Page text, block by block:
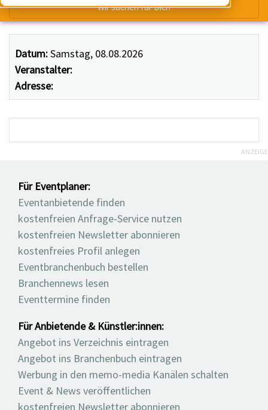
Datum:Samstag, 08.08.2026
Veranstalter:
Adresse:
Wir suchen für Dich
ANZEIGE
Für Eventplaner:
Eventanbietende finden
kostenfreien Anfrage-Service nutzen
kostenfreien Newsletter abonnieren
kostenfreies Profil anlegen
Eventbranchenbuch bestellen
Branchennews lesen
Eventtermine finden
Für Anbietende & Künstler:innen:
Angebot ins Verzeichnis eintragen
Angebot ins Branchenbuch eintragen
Werbung in den memo-media Kanälen schalten
Event & News veröffentlichen
kostenfreien Newsletter abonnieren